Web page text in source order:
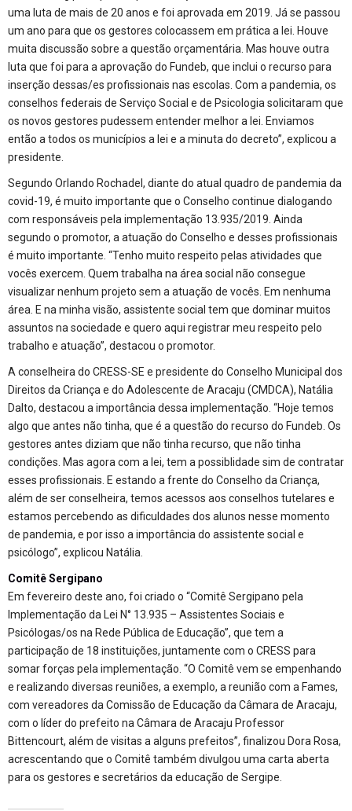
uma luta de mais de 20 anos e foi aprovada em 2019. Já se passou
um ano para que os gestores colocassem em prática a lei. Houve
muita discussão sobre a questão orçamentária. Mas houve outra
luta que foi para a aprovação do Fundeb, que inclui o recurso para
inserção dessas/es profissionais nas escolas. Com a pandemia, os
conselhos federais de Serviço Social e de Psicologia solicitaram que
os novos gestores pudessem entender melhor a lei. Enviamos
então a todos os municípios a lei e a minuta do decreto”, explicou a
presidente.
Segundo Orlando Rochadel, diante do atual quadro de pandemia da
covid-19, é muito importante que o Conselho continue dialogando
com responsáveis pela implementação 13.935/2019. Ainda
segundo o promotor, a atuação do Conselho e desses profissionais
é muito importante. “Tenho muito respeito pelas atividades que
vocês exercem. Quem trabalha na área social não consegue
visualizar nenhum projeto sem a atuação de vocês. Em nenhuma
área. E na minha visão, assistente social tem que dominar muitos
assuntos na sociedade e quero aqui registrar meu respeito pelo
trabalho e atuação”, destacou o promotor.
A conselheira do CRESS-SE e presidente do Conselho Municipal dos
Direitos da Criança e do Adolescente de Aracaju (CMDCA), Natália
Dalto, destacou a importância dessa implementação. “Hoje temos
algo que antes não tinha, que é a questão do recurso do Fundeb. Os
gestores antes diziam que não tinha recurso, que não tinha
condições. Mas agora com a lei, tem a possiblidade sim de contratar
esses profissionais. E estando a frente do Conselho da Criança,
além de ser conselheira, temos acessos aos conselhos tutelares e
estamos percebendo as dificuldades dos alunos nesse momento
de pandemia, e por isso a importância do assistente social e
psicólogo”, explicou Natália.
Comitê Sergipano
Em fevereiro deste ano, foi criado o “Comitê Sergipano pela
Implementação da Lei N° 13.935 – Assistentes Sociais e
Psicólogas/os na Rede Pública de Educação”, que tem a
participação de 18 instituições, juntamente com o CRESS para
somar forças pela implementação. “O Comitê vem se empenhando
e realizando diversas reuniões, a exemplo, a reunião com a Fames,
com vereadores da Comissão de Educação da Câmara de Aracaju,
com o líder do prefeito na Câmara de Aracaju Professor
Bittencourt, além de visitas a alguns prefeitos”, finalizou Dora Rosa,
acrescentando que o Comitê também divulgou uma carta aberta
para os gestores e secretários da educação de Sergipe.